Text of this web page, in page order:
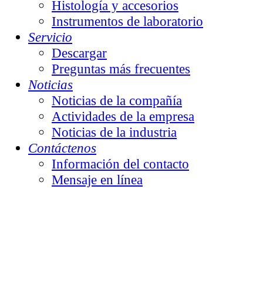
Histología y accesorios
Instrumentos de laboratorio
Servicio
Descargar
Preguntas más frecuentes
Noticias
Noticias de la compañía
Actividades de la empresa
Noticias de la industria
Contáctenos
Información del contacto
Mensaje en línea